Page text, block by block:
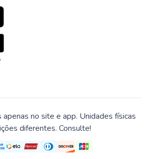
apenas no site e app. Unidades físicas
diferentes. Consulte!